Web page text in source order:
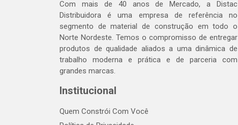
Com mais de 40 anos de Mercado, a Distac
Distribuidora é uma empresa de referência no
segmento de material de construção em todo o
Norte Nordeste. Temos o compromisso de entregar
produtos de qualidade aliados a uma dinâmica de
trabalho moderna e prática e de parceria com
grandes marcas.
Institucional
Quem Constrói Com Você